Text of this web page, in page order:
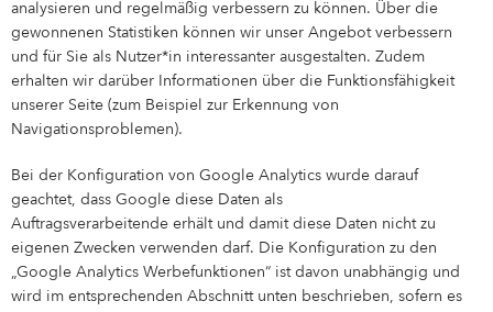
analysieren und regelmäßig verbessern zu können. Über die
gewonnenen Statistiken können wir unser Angebot verbessern
und für Sie als Nutzer*in interessanter ausgestalten. Zudem
erhalten wir darüber Informationen über die Funktionsfähigkeit
unserer Seite (zum Beispiel zur Erkennung von
Navigationsproblemen).
Bei der Konfiguration von Google Analytics wurde darauf
geachtet, dass Google diese Daten als
Auftragsverarbeitende erhält und damit diese Daten nicht zu
eigenen Zwecken verwenden darf. Die Konfiguration zu den
„Google Analytics Werbefunktionen“ ist davon unabhängig und
wird im entsprechenden Abschnitt unten beschrieben, sofern es